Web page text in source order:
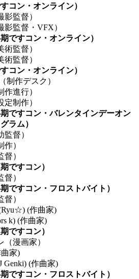
コン・オンライン）
影監督）
影監督・VFX）
ですコン・オンライン）
監督）
監督）
コン・オンライン）
制作デスク）
進行）
制作）
ですコン・バレンタインデーオン
ラム）
監督）
）
）
ですコン）
）
ですコン・フロストバイト）
）
(作曲家)
k) (作曲家)
ですコン）
（漫画家）
家)
Genki) (作曲家)
ですコン・フロストバイト）